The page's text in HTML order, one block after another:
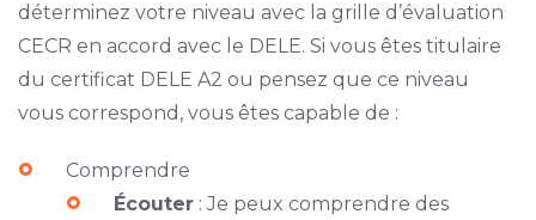
déterminez votre niveau avec la grille d’évaluation
CECR en accord avec le DELE. Si vous êtes titulaire
du certificat DELE A2 ou pensez que ce niveau
vous correspond, vous êtes capable de :
Comprendre
Écouter: Je peux comprendre des